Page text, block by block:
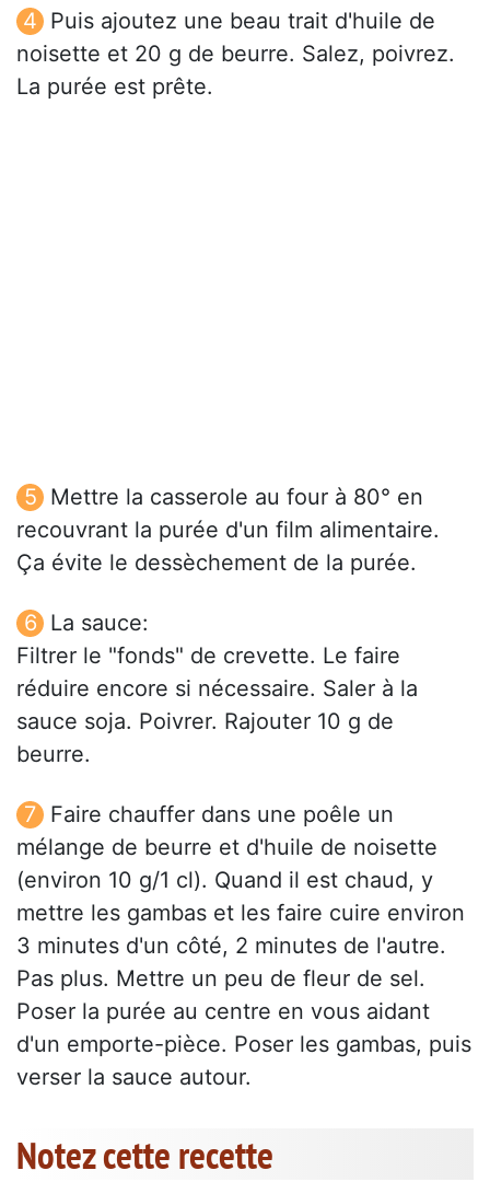
Puis ajoutez une beau trait d'huile de
noisette et 20 g de beurre. Salez, poivrez.
La purée est prête.
Mettre la casserole au four à 80° en
recouvrant la purée d'un film alimentaire.
Ça évite le dessèchement de la purée.
La sauce:
Filtrer le "fonds" de crevette. Le faire
réduire encore si nécessaire. Saler à la
sauce soja. Poivrer. Rajouter 10 g de
beurre.
Faire chauffer dans une poêle un
mélange de beurre et d'huile de noisette
(environ 10 g/1 cl). Quand il est chaud, y
mettre les gambas et les faire cuire environ
3 minutes d'un côté, 2 minutes de l'autre.
Pas plus. Mettre un peu de fleur de sel.
Poser la purée au centre en vous aidant
d'un emporte-pièce. Poser les gambas, puis
verser la sauce autour.
Notez cette recette